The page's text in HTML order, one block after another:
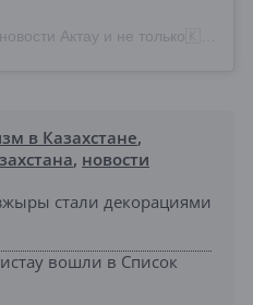
в Казахстане,
, новости
стали декорациями
вошли в Список